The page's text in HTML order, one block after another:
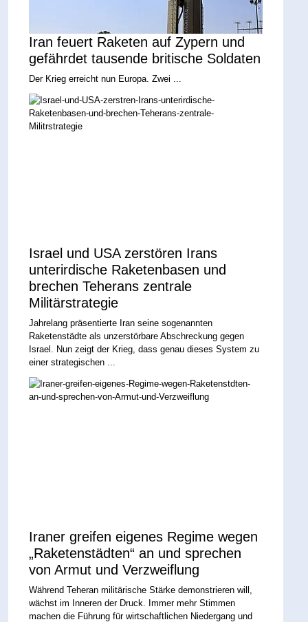
Iran feuert Raketen auf Zypern und
gefährdet tausende britische Soldaten
Der Krieg erreicht nun Europa. Zwei ...
Israel und USA zerstören Irans
unterirdische Raketenbasen und
brechen Teherans zentrale
Militärstrategie
Jahrelang präsentierte Iran seine sogenannten
Raketenstädte als unzerstörbare Abschreckung gegen
Israel. Nun zeigt der Krieg, dass genau dieses System zu
einer strategischen ...
Iraner greifen eigenes Regime wegen
„Raketenstädten“ an und sprechen
von Armut und Verzweiflung
Während Teheran militärische Stärke demonstrieren will,
wächst im Inneren der Druck. Immer mehr Stimmen
machen die Führung für wirtschaftlichen Niedergang und